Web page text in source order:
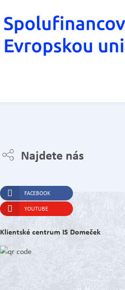
Najdete nás
FACEBOOK
YOUTUBE
Klientské centrum IS Domeček